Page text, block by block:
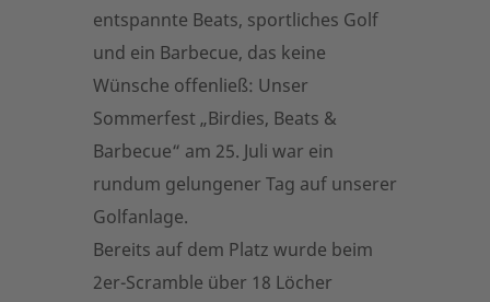
entspannte Beats, sportliches Golf
und ein Barbecue, das keine
Wünsche offenließ: Unser
Sommerfest „Birdies, Beats &
Barbecue“ am 25. Juli war ein
rundum gelungener Tag auf unserer
Golfanlage.
Bereits auf dem Platz wurde beim
2er-Scramble über 18 Löcher